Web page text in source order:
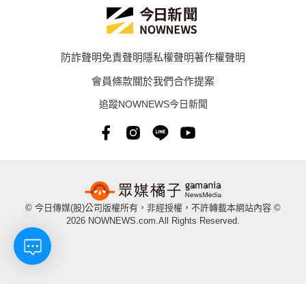
防詐聲明免責聲明隱私權聲明著作權聲明
會員條款關於我們合作提案
追蹤NOWNEWS今日新聞
© 今日傳媒(股)公司版權所有，非經授權，不許轉載本網站內容 ©
2026 NOWNEWS.com.All Rights Reserved.